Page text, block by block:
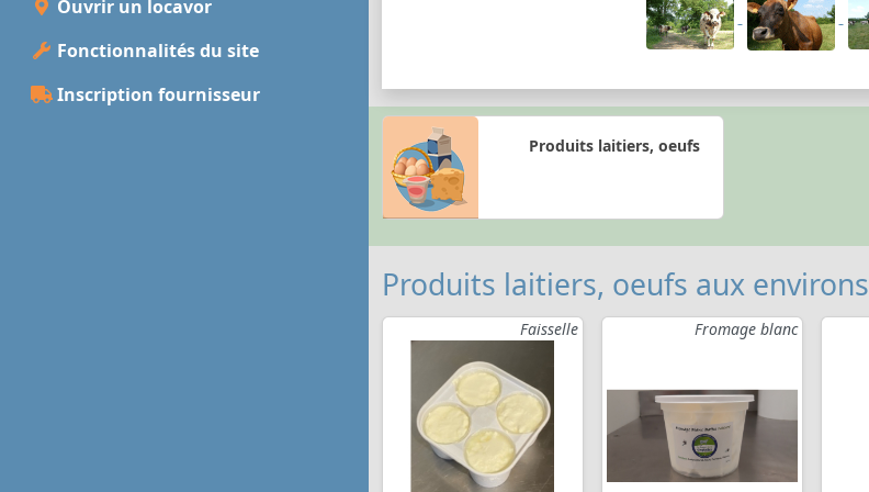
Ouvrir un locavor
Fonctionnalités du site
Inscription fournisseur
Produits laitiers, oeufs
Produits laitiers, oeufs aux environs
Faisselle Fromage blanc